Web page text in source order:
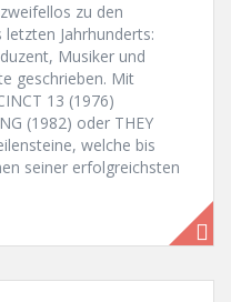
zu den
Jahrhunderts:
Musiker und
geschrieben. Mit
13 (1976)
(1982) oder THEY
welche bis
seiner erfolgreichsten